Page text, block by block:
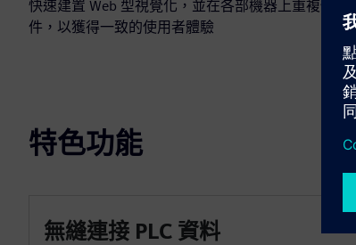
快速建置 Web 型視覺化，並在各部機器上重複使用元
件，以獲得一致的使用者體驗
特色功能
無縫連接 PLC 資料